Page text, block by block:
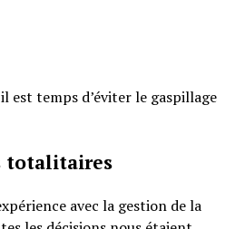
est temps d’éviter le gaspillage
totalitaires
avec la gestion de la